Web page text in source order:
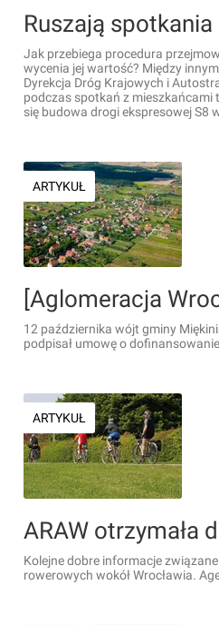
Jak przebiega procedura
wycenia jej wartość? Między
Dyrekcja Dróg Krajowych i
podczas spotkań z mieszkańcami
się budowa drogi ekspresowej S8
ARTYKUŁ
12 października wójt gminy
podpisał umowę o
ARTYKUŁ
Kolejne dobre informacje
rowerowych wokół Wrocławia.